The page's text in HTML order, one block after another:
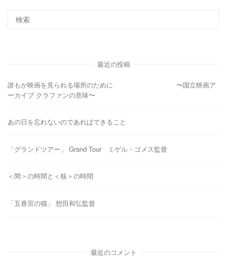
最近の投稿
誰もが映画を見られる場所のために 〜国立映画ア
ーカイブ クラファンの意味〜
あの日を忘れないのであればできること
「グランドツアー」 Grand Tour ミゲル・ゴメス監督
＜間＞の時間と＜核＞の時間
「五香宮の猫」 想田和弘監督
最近のコメント